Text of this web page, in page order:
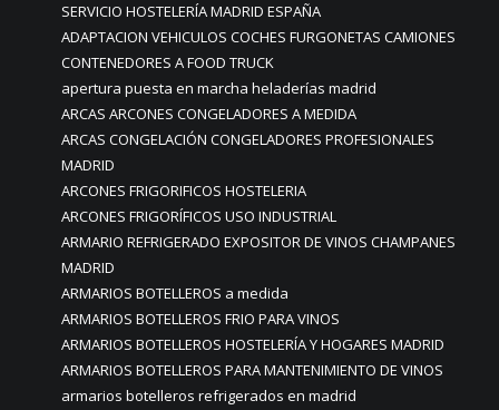
SERVICIO HOSTELERÍA MADRID ESPAÑA
ADAPTACION VEHICULOS COCHES FURGONETAS CAMIONES
CONTENEDORES A FOOD TRUCK
apertura puesta en marcha heladerías madrid
ARCAS ARCONES CONGELADORES A MEDIDA
ARCAS CONGELACIÓN CONGELADORES PROFESIONALES
MADRID
ARCONES FRIGORIFICOS HOSTELERIA
ARCONES FRIGORÍFICOS USO INDUSTRIAL
ARMARIO REFRIGERADO EXPOSITOR DE VINOS CHAMPANES
MADRID
ARMARIOS BOTELLEROS a medida
ARMARIOS BOTELLEROS FRIO PARA VINOS
ARMARIOS BOTELLEROS HOSTELERÍA Y HOGARES MADRID
ARMARIOS BOTELLEROS PARA MANTENIMIENTO DE VINOS
armarios botelleros refrigerados en madrid